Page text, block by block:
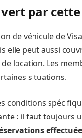
par cette
de véhicule de
elle peut aussi
location. Les
situations.
conditions
: il faut toujours